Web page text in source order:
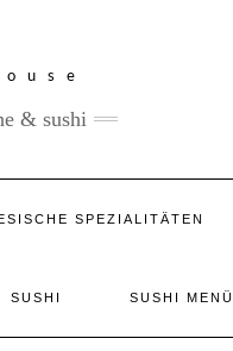
& sushi
SPEZIALITÄTEN
SUSHI SUSHI MENÜ